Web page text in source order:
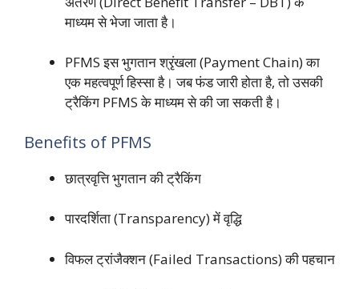
माध्यम से भेजा जाता है।
PFMS इस भुगतान श्रृंखला (Payment Chain) का
एक महत्वपूर्ण हिस्सा है। जब फंड जारी होता है,तो उसकी
ट्रैकिंग PFMS के माध्यम से की जा सकती है।
Benefits of PFMS
छात्रवृत्ति भुगतान की ट्रैकिंग
पारदर्शिता (Transparency) में वृद्धि
विफल ट्रांजैक्शन (Failed Transactions) की पहचान